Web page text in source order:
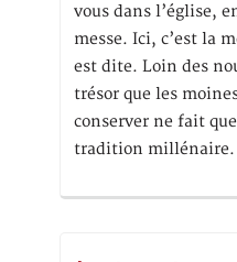
vous dans l’église,
messe. Ici, c’est la
est dite. Loin des
trésor que les
conserver ne fait
tradition millénaire.